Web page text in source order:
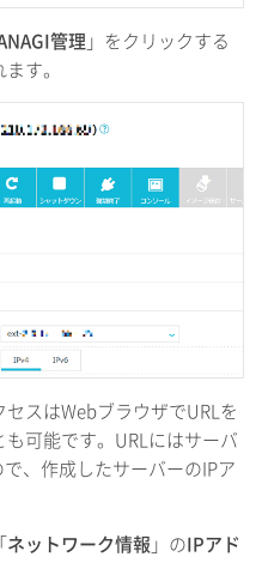
管理 」をクリックする
す。
スはWebブラウザでURLを
可能です。URLにはサーバ
、作成したサーバーのIPア
ネットワーク情報 」のIPアド